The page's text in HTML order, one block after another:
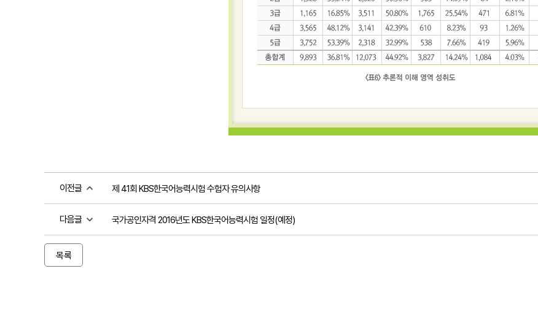
이전글 제 41회 KBS한국어능력시험 수험자 유의사항
다음글 국가공인자격 2016년도 KBS한국어능력시험 일정(예정)
목록